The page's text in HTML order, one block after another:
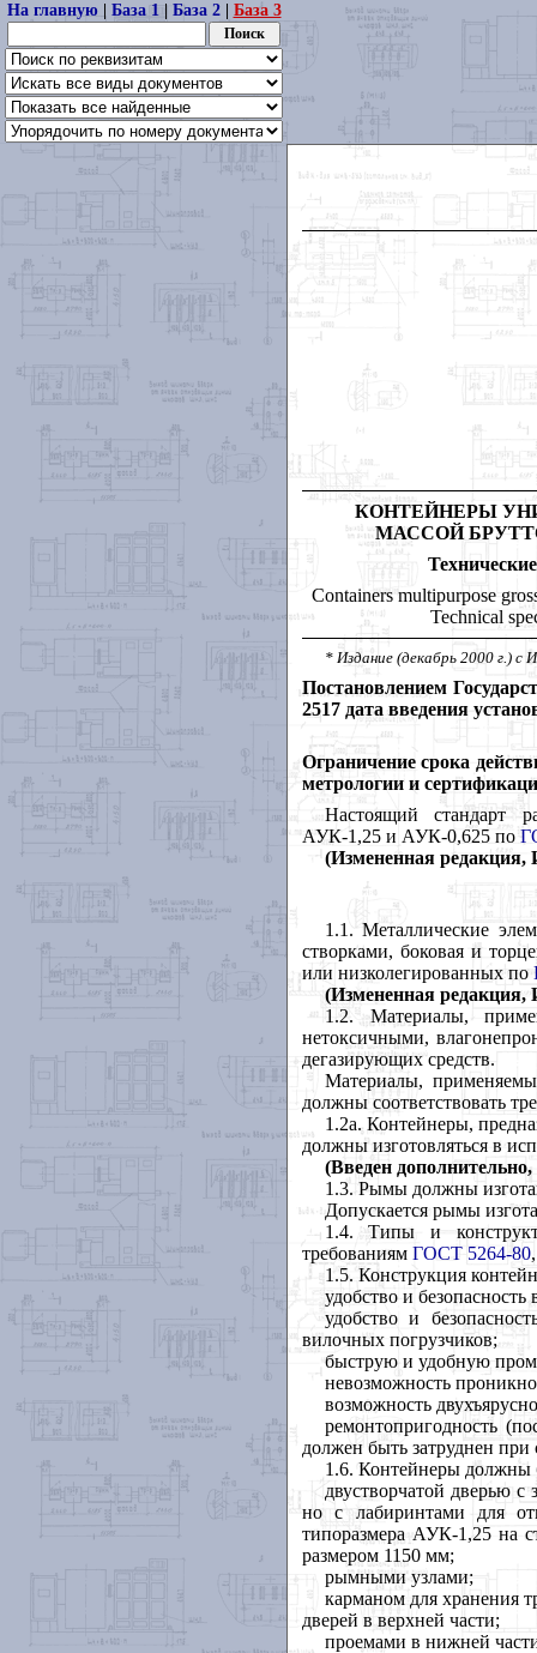
На главную| База 1| База 2| База 3
КОНТЕЙНЕРЫ
МАССОЙ БРУТТО
Containers multipurpose
Technical
* Издание (декабрь 2000 г.) с
Постановлением
2517 дата введения
Ограничение срока
метрологии и
Настоящий стандарт
АУК-1,25 и АУК-0,625 по
(Измененная
1.1. Металлические
створками, боковая и
или низколегированных по
(Измененная
1.2. Материалы,
нетоксичными,
дегазирующих средств.
Материалы,
должны соответствовать
1.2а. Контейнеры,
должны изготовляться в
(Введен
1.3. Рымы должны
Допускается рымы
1.4. Типы и
требованиям ГОСТ 5264-80
1.5. Конструкция
удобство и
удобство и
вилочных погрузчиков;
быструю и удобную
невозможность
возможность
ремонтопригодность
должен быть затруднен при
1.6. Контейнеры должны
двустворчатой дверью
но с лабиринтами для
типоразмера АУК-1,25 на
размером 1150 мм;
рымными узлами;
карманом для хранения
дверей в верхней части;
проемами в нижней